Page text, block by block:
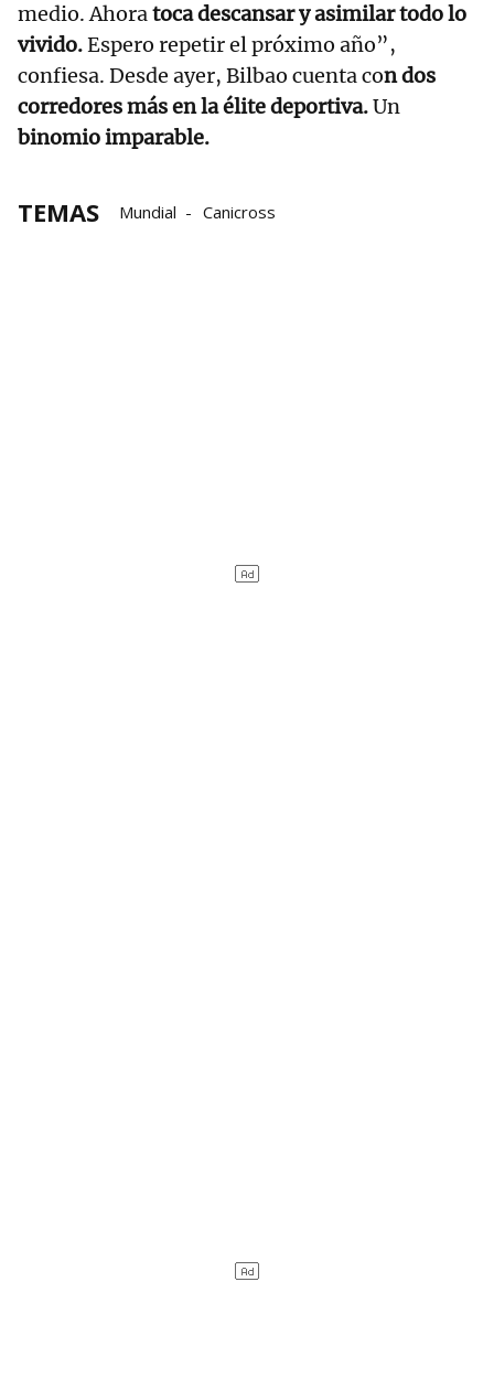
medio. Ahoratoca descansar y asimilar todo lo
vivido.Espero repetir el próximo año”,
confiesa. Desde ayer, Bilbao cuenta con dos
corredores más en la élite deportiva.Un
binomio imparable.
TEMAS Mundial Canicross